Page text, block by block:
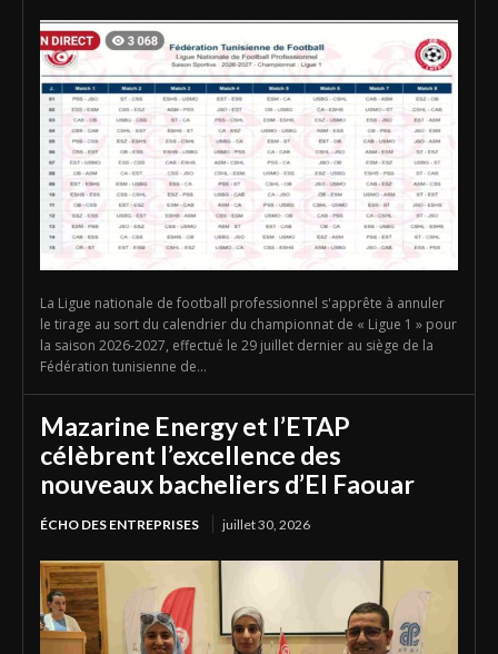
La Ligue nationale de football professionnel s'apprête à annuler
le tirage au sort du calendrier du championnat de « Ligue 1 » pour
la saison 2026-2027, effectué le 29 juillet dernier au siège de la
Fédération tunisienne de...
Mazarine Energy et l’ETAP
célèbrent l’excellence des
nouveaux bacheliers d’El Faouar
ÉCHO DES ENTREPRISES juillet 30, 2026